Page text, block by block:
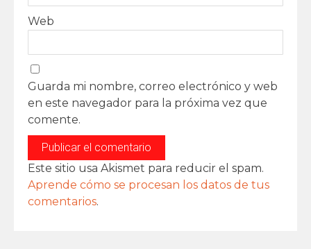
Web
Guarda mi nombre, correo electrónico y web
en este navegador para la próxima vez que
comente.
Este sitio usa Akismet para reducir el spam.
Aprende cómo se procesan los datos de tus
comentarios.